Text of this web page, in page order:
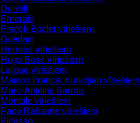
Dunhill
Emerald
Franck Boclet vīriešiem
Guerlain
Hermes vīriešiem
Hugo Boss vīriešiem
Lalique vīriešiem
Maison Francis Kurkdjian vīriešiem
Marc-Antoine Barrois
Montale vīriešiem
Paco Rabanne vīriešiem
Picasso